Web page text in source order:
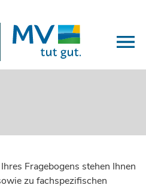
Fragebogens stehen Ihnen
zu fachspezifischen